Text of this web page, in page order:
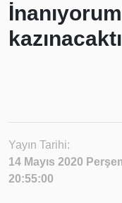
Yayın Tarihi:
14 Mayıs 2020
20:55:00